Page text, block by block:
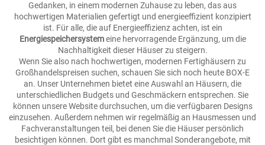
Gedanken, in einem modernen Zuhause zu leben, das aus
hochwertigen Materialien gefertigt und energieeffizient konzipiert
ist. Für alle, die auf Energieeffizienz achten, ist ein
Energiespeichersystemeine hervorragende Ergänzung, um die
Nachhaltigkeit dieser Häuser zu steigern.
Wenn Sie also nach hochwertigen, modernen Fertighäusern zu
Großhandelspreisen suchen, schauen Sie sich noch heute BOX-E
an. Unser Unternehmen bietet eine Auswahl an Häusern, die
unterschiedlichen Budgets und Geschmäckern entsprechen. Sie
können unsere Website durchsuchen, um die verfügbaren Designs
einzusehen. Außerdem nehmen wir regelmäßig an Hausmessen und
Fachveranstaltungen teil, bei denen Sie die Häuser persönlich
besichtigen können. Dort gibt es manchmal Sonderangebote, mit